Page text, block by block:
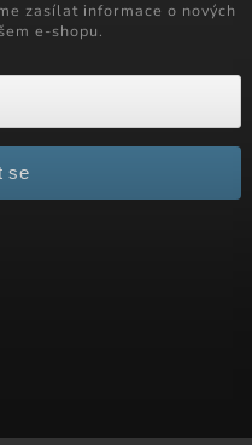
zasílat informace o nových
e-shopu.
se